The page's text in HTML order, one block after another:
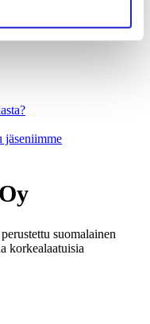
jäseniimme
jäseniimme
suomalainen
korkealaatuisia